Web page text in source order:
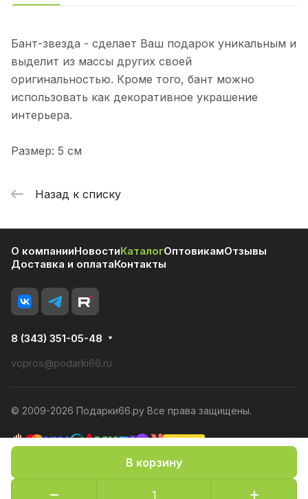
В корзину
Бант-звезда - сделает Ваш подарок уникальным и
выделит из массы других своей
оригинальностью. Кроме того, бант можно
использовать как декоративное украшение
интерьера.
Размер: 5 см
Назад к списку
О компанииНовостиКаталогОптовикамОтзывы
Доставка и оплатаКонтакты
8 (343) 351-05-48
vopros@podarki66.ru
© 2009-2026 Подарки66.ру Все права защищены.
Политика конфиденциальности